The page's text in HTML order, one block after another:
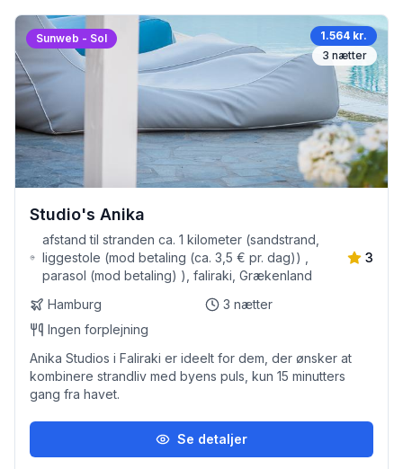
Sunweb - Sol
1.564 kr.
3 nætter
Studio's Anika
afstand til stranden ca. 1 kilometer (sandstrand,
liggestole (mod betaling (ca. 3,5 € pr. dag)) ,
parasol (mod betaling) ), faliraki, Grækenland
3
Hamburg 3 nætter
Ingen forplejning
Anika Studios i Faliraki er ideelt for dem, der ønsker at
kombinere strandliv med byens puls, kun 15 minutters
gang fra havet.
Se detaljer